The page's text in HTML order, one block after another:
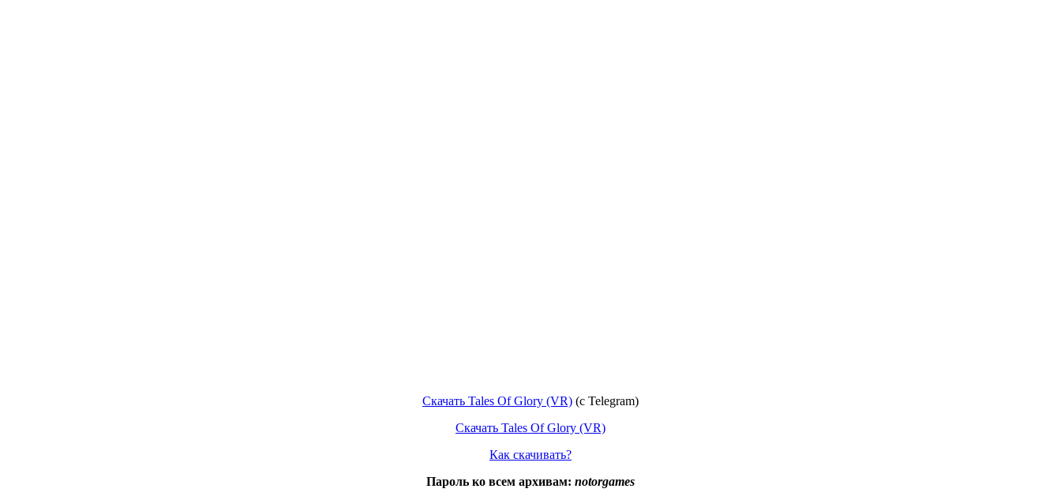
Скачать Tales Of Glory (VR) (с Telegram)
Скачать Tales Of Glory (VR)
Как скачивать?
Пароль ко всем архивам: notorgames